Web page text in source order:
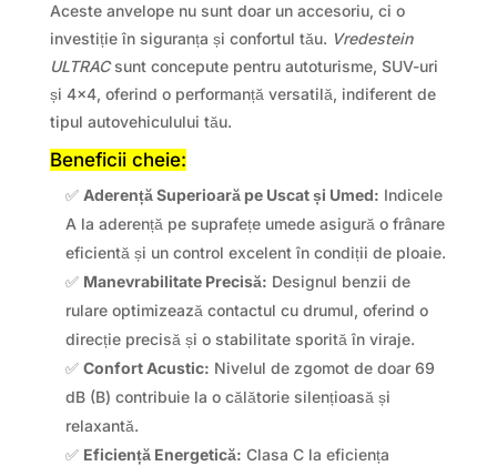
Aceste anvelope nu sunt doar un accesoriu, ci o
investiție în siguranța și confortul tău. Vredestein
ULTRACsunt concepute pentru autoturisme, SUV-uri
și 4×4, oferind o performanță versatilă, indiferent de
tipul autovehiculului tău.
Beneficii cheie:
✅ Aderență Superioară pe Uscat și Umed: Indicele
A la aderență pe suprafețe umede asigură o frânare
eficientă și un control excelent în condiții de ploaie.
✅ Manevrabilitate Precisă: Designul benzii de
rulare optimizează contactul cu drumul, oferind o
direcție precisă și o stabilitate sporită în viraje.
✅ Confort Acustic: Nivelul de zgomot de doar 69
dB (B) contribuie la o călătorie silențioasă și
relaxantă.
✅ Eficiență Energetică: Clasa C la eficiența